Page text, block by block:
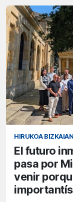
HIRUKOA BIZKAIAN
El futuro
pasa por
venir